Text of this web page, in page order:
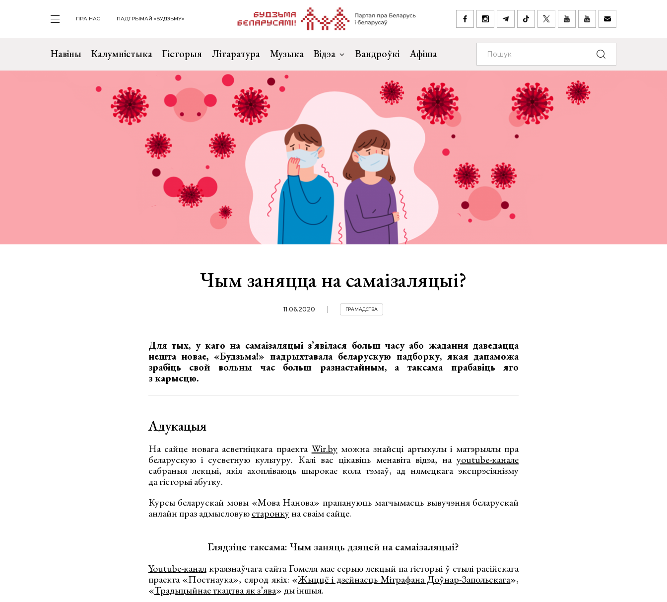
ПРА НАС ПАДТРЫМАЙ «БУДЗЬМУ»
Навіны Калумністыка Гісторыя Літаратура Музыка Відэа Вандроўкі Афіша
Чым заняцца на самаізаляцыі?
11.06.2020 ГРАМАДСТВА
Для тых, у каго на самаізаляцыі з’явілася больш часу або жадання даведацца
нешта новае, «Будзьма!» падрыхтавала беларускую падборку, якая дапаможа
зрабіць свой вольны час больш разнастайным, а таксама прабавіць яго
з карысцю.
Адукацыя
На сайце новага асветніцкага праекта Wir.byможна знайсці артыкулы і матэрыялы пра
беларускую і сусветную культуру. Калі вас цікавіць менавіта відэа, наyoutube-канале
сабраныя лекцыі, якія ахопліваюць шырокае кола тэмаў, ад нямецкага экспрэсіянізму
да гісторыі абутку.
Курсы беларускай мовы «Мова Нанова» прапануюць магчымасць вывучэння беларускай
анлайн праз адмысловуюстаронкуна сваім сайце.
Глядзіце таксама: Чым заняць дзяцей на самаізаляцыі?
Youtube-каналкраязнаўчага сайта Гомеля мае серыю лекцый па гісторыі ў стылі расійскага
праекта «Постнаука», сярод якіх: «Жыццё і дзейнасць Мітрафана Доўнар-Запольскага»,
«Традыцыйнае ткацтва як з’ява» ды іншыя.